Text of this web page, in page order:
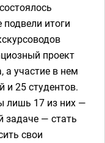
итоги
проект
а участие в нем
и 25 студентов.
лишь 17 из них —
задаче — стать
свои